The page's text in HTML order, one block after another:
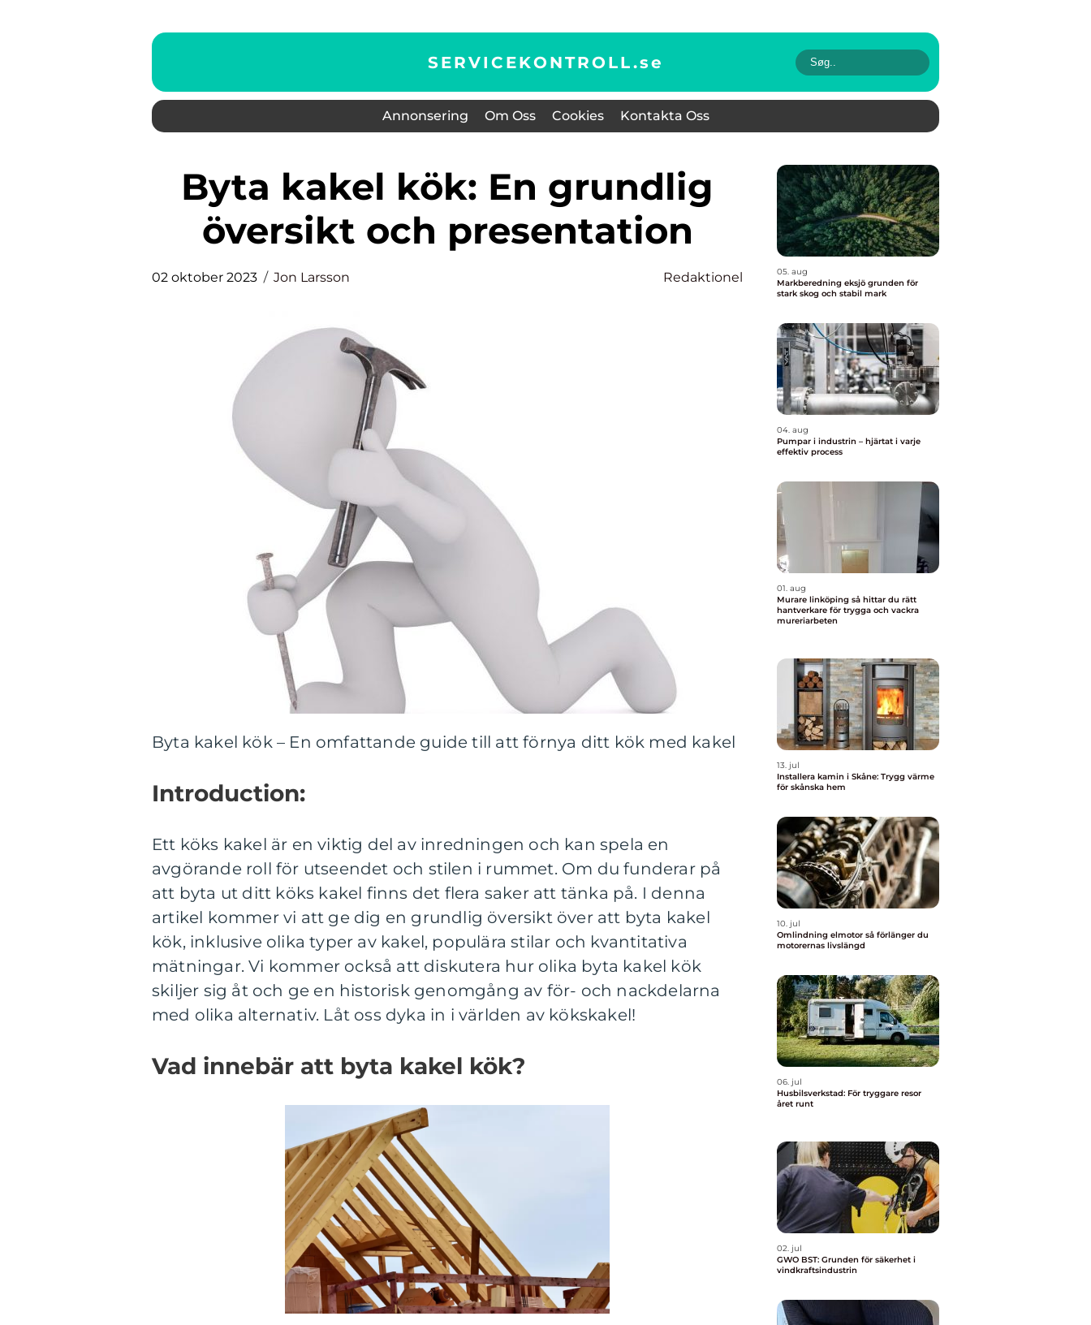
SERVICEKONTROLL.se
Annonsering Om Oss Cookies Kontakta Oss
Byta kakel kök: En grundlig
översikt och presentation
02 oktober 2023 Jon Larsson Redaktionel
Byta kakel kök – En omfattande guide till att förnya ditt kök med kakel
Introduction:
Ett köks kakel är en viktig del av inredningen och kan spela en
avgörande roll för utseendet och stilen i rummet. Om du funderar på
att byta ut ditt köks kakel finns det flera saker att tänka på. I denna
artikel kommer vi att ge dig en grundlig översikt över att byta kakel
kök, inklusive olika typer av kakel, populära stilar och kvantitativa
mätningar. Vi kommer också att diskutera hur olika byta kakel kök
skiljer sig åt och ge en historisk genomgång av för- och nackdelarna
med olika alternativ. Låt oss dyka in i världen av kökskakel!
Vad innebär att byta kakel kök?
05. aug
Markberedning eksjö grunden för
stark skog och stabil mark
04. aug
Pumpar i industrin – hjärtat i varje
effektiv process
01. aug
Murare linköping så hittar du rätt
hantverkare för trygga och vackra
mureriarbeten
13. jul
Installera kamin i Skåne: Trygg värme
för skånska hem
10. jul
Omlindning elmotor så förlänger du
motorernas livslängd
06. jul
Husbilsverkstad: För tryggare resor
året runt
02. jul
GWO BST: Grunden för säkerhet i
vindkraftsindustrin